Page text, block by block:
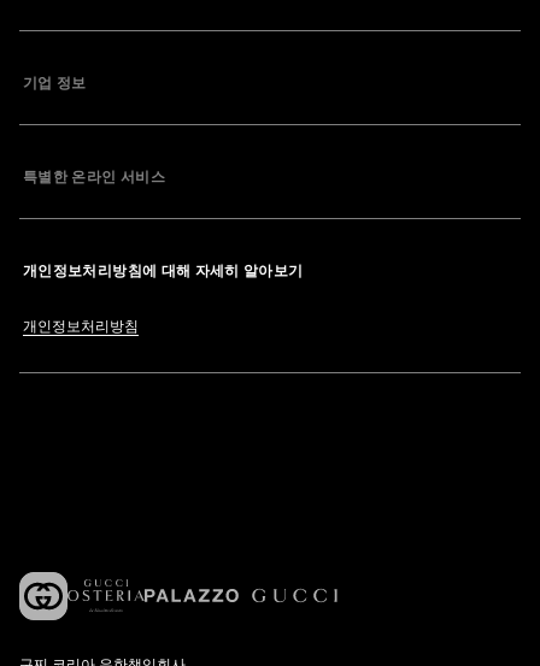
기업 정보
특별한 온라인 서비스
개인정보처리방침에 대해 자세히 알아보기
개인정보처리방침